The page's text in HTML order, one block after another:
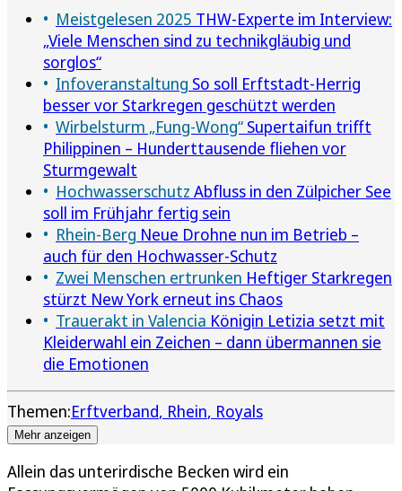
Meistgelesen 2025 THW-Experte im Interview:
„Viele Menschen sind zu technikgläubig und
sorglos“
Infoveranstaltung So soll Erftstadt-Herrig
besser vor Starkregen geschützt werden
Wirbelsturm „Fung-Wong“ Supertaifun trifft
Philippinen – Hunderttausende fliehen vor
Sturmgewalt
Hochwasserschutz Abfluss in den Zülpicher See
soll im Frühjahr fertig sein
Rhein-Berg Neue Drohne nun im Betrieb –
auch für den Hochwasser-Schutz
Zwei Menschen ertrunken Heftiger Starkregen
stürzt New York erneut ins Chaos
Trauerakt in Valencia Königin Letizia setzt mit
Kleiderwahl ein Zeichen – dann übermannen sie
die Emotionen
Themen:Erftverband Rhein Royals
Mehr anzeigen
Allein das unterirdische Becken wird ein